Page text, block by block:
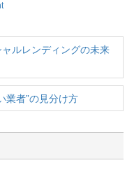
ャルレンディングの未来
業者”の見分け方